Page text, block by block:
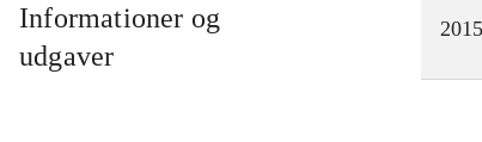
Informationer og
udgaver
2015